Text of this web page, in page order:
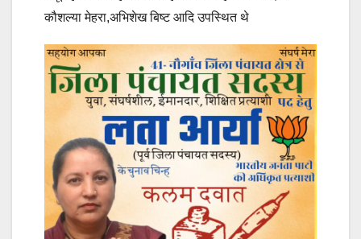
कौशल्या मेहरा,अभिशेख बिष्ट आदि उपस्थित थे